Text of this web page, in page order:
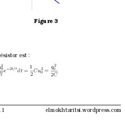
Figure 3
est :
2
0 e − 2t/τ dt =
1
2
Cu2
0 =
q2
0
2C
elmokhtaritsi.wordpress.com